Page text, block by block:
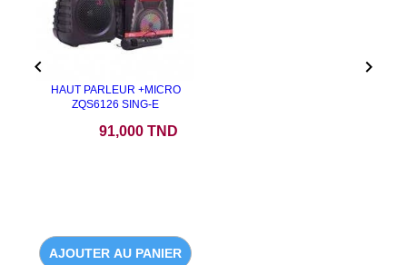
HAUT PARLEUR +MICRO
ZQS6126 SING-E
91,000 TND
AJOUTER AU PANIER
 